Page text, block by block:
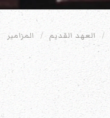
العهد القديم المزامير